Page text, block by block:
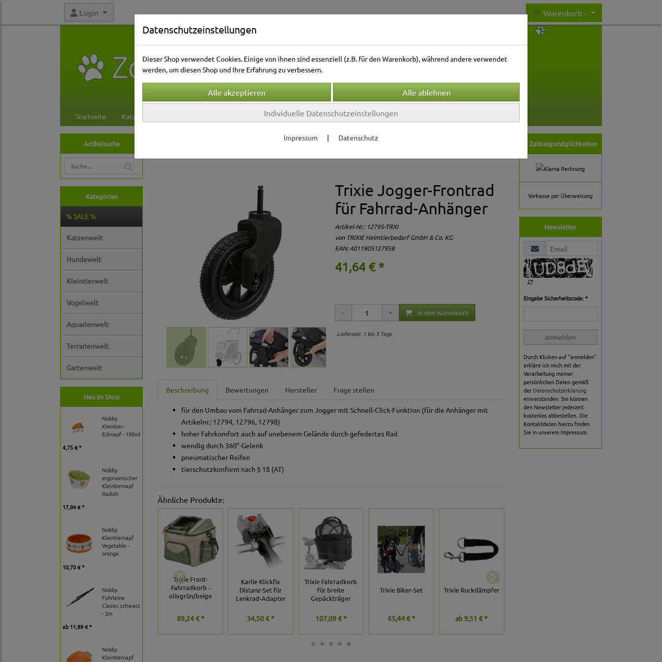
Login Warenkorb -
Startseite Katzenwelt Kleintierwelt Vogelwelt Aquarienwelt
Artikelsuche
Kategorien
% SALE %
Katzenwelt
Hundewelt
Kleintierwelt
Vogelwelt
Aquarienwelt
Terrarienwelt
Gartenwelt
Neu im Shop
Nobby
Kleintier-
Ecknapf - 100ml
4,75 € *
Nobby
ergonomischer
Kleintiernapf
Radish
17,84 € *
Nobby
Kleintiernapf
Vegetable -
orange
10,70 € *
Nobby
Führleine
Classic schwarz
- 3m
ab11,89 € *
Nobby
Kleintiernapf
Trixie Jogger-Frontrad
für Fahrrad-Anhänger
Artikel-Nr.: 12795-TRXI
von TRIXIE Heimtierbedarf GmbH & Co. KG
EAN: 4011905127958
41,64 € *
in den Warenkorb
Lieferzeit: 1 bis 3 Tage
Beschreibung Bewertungen Hersteller Frage stellen
für den Umbau vom Fahrrad-Anhänger zum Jogger mit Schnell-Click-Funktion (für die Anhänger mit
Artikelnr.: 12794, 12796, 12798)
hoher Fahrkomfort auch auf unebenem Gelände durch gefedertes Rad
wendig durch 360°-Gelenk
pneumatischer Reifen
tierschutzkonform nach § 18 (AT)
Ähnliche Produkte:
Trixie Front-
Fahrradkorb -
olivgrün/beige
89,24 € *
Karlie Klickfix
Distanz-Set für
Lenkrad-Adapter
34,50 € *
Trixie Fahrradkorb
für breite
Gepäckträger
107,09 € *
Trixie Biker-Set
65,44 € *
Trixie Ruckdämpfer
ab9,51 € *
Zahlungsmöglichkeiten
Vorkasse per Überweisung
Newsletter
Eingabe Sicherheitscode: *
anmelden
Durch Klicken auf "anmelden"
erkläre ich mich mit der
Verarbeitung meiner
persönlichen Daten gemäß
der Datenschutzerklärung
einverstanden. Sie können
den Newsletter jederzeit
kostenlos abbestellen. Die
Kontaktdaten hierzu finden
Sie in unserem Impressum.
Datenschutzeinstellungen
Dieser Shop verwendet Cookies. Einige von ihnen sind essenziell (z.B. für den Warenkorb), während andere verwendet
werden, um diesen Shop und Ihre Erfahrung zu verbessern.
Individuelle Datenschutzeinstellungen
Impressum | Datenschutz